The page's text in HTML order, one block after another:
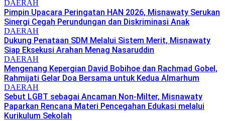
DAERAH
Pimpin Upacara Peringatan HAN 2026, Misnawaty Serukan
Sinergi Cegah Perundungan dan Diskriminasi Anak
DAERAH
Dukung Penataan SDM Melalui Sistem Merit, Misnawaty
Siap Eksekusi Arahan Menag Nasaruddin
DAERAH
Mengenang Kepergian David Bobihoe dan Rachmad Gobel,
Rahmijati Gelar Doa Bersama untuk Kedua Almarhum
DAERAH
Sebut LGBT sebagai Ancaman Non-Milter, Misnawaty
Paparkan Rencana Materi Pencegahan Edukasi melalui
Kurikulum Sekolah